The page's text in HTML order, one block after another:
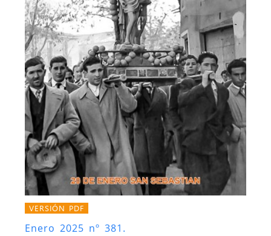
VERSIÓN PDF
Enero 2025 nº 381.